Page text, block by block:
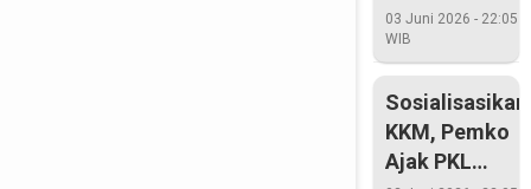
Mencerahkan
03 Juni 2026 - 22:05
WIB
Sosialisasikan
KKM, Pemko
Ajak PKL